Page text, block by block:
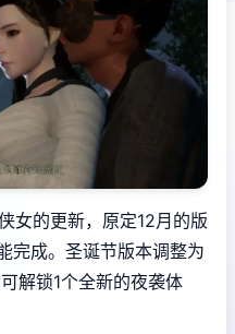
女的更新，原定12月的版
完成。圣诞节版本调整为
解锁1个全新的夜袭体